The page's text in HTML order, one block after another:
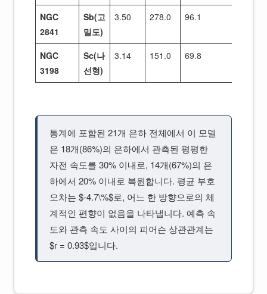
NGC
2841
Sb(고
밀도)
3.50 278.0 96.1
NGC
3198
Sc(나
선형)
3.14 151.0 69.8
통계에 포함된 21개 은하 전체에서 이 모델
은 18개(86%)의 은하에서 관측된 평평한
자전 속도를 30% 이내로, 14개(67%)의 은
하에서 20% 이내로 복원합니다. 평균 부호
오차는 $-4.7\%$로, 어느 한 방향으로의 체
계적인 편향이 없음을 나타냅니다. 예측 속
도와 관측 속도 사이의 피어슨 상관관계는
$r = 0.93$입니다.